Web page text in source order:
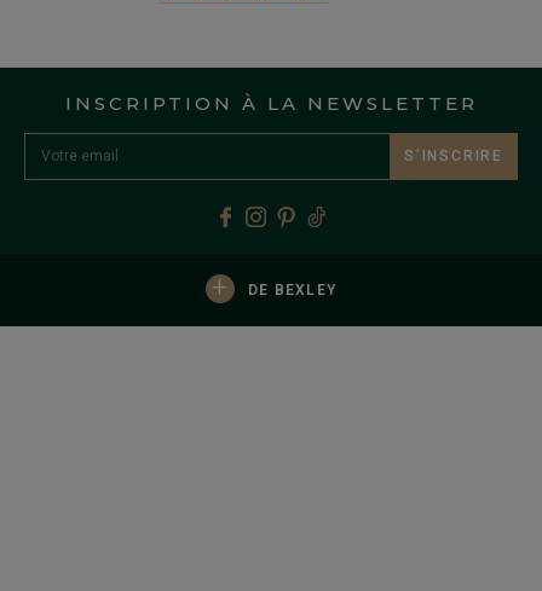
INSCRIPTION À LA NEWSLETTER
S’INSCRIRE
+ DE BEXLEY